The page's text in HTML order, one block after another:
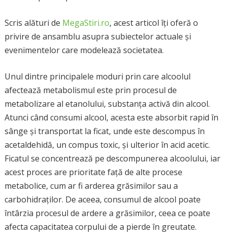
Scris alături de MegaStiri.ro, acest articol îți oferă o
privire de ansamblu asupra subiectelor actuale și
evenimentelor care modelează societatea.
Unul dintre principalele moduri prin care alcoolul
afectează metabolismul este prin procesul de
metabolizare al etanolului, substanța activă din alcool.
Atunci când consumi alcool, acesta este absorbit rapid în
sânge și transportat la ficat, unde este descompus în
acetaldehidă, un compus toxic, și ulterior în acid acetic.
Ficatul se concentrează pe descompunerea alcoolului, iar
acest proces are prioritate față de alte procese
metabolice, cum ar fi arderea grăsimilor sau a
carbohidraților. De aceea, consumul de alcool poate
întârzia procesul de ardere a grăsimilor, ceea ce poate
afecta capacitatea corpului de a pierde în greutate.